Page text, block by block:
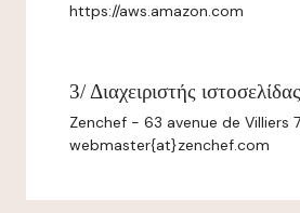
https://aws.amazon.com
3/ Διαχειριστής ιστοσελίδας
Zenchef - 63 avenue de Villiers
webmaster{at}zenchef.com